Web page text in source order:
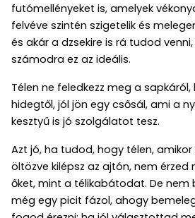
futómellényeket is, amelyek
felvéve szintén szigetelik és
és akár a dzsekire is rá tudod
számodra ez az ideális.
Télen ne feledkezz meg a
hidegtől, jól jön egy csősál, ami a
kesztyű is jó szolgálatot tesz.
Azt jó, ha tudod, hogy télen,
öltözve kilépsz az ajtón, nem
őket, mint a télikabátodat. De nem
még egy picit fázol, ahogy